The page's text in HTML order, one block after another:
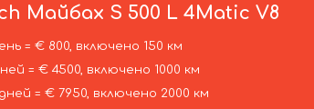
Майбах S 500 L 4Matic V8
= € 800, включено 150 км
= € 4500, включено 1000 км
= € 7950, включено 2000 км